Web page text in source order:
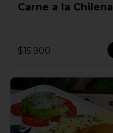
Carne a la Chilena
$15.900